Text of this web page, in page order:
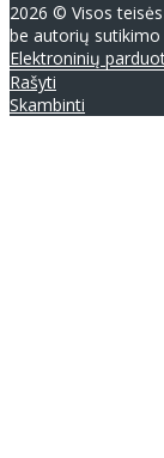
2026 © Visos
be autorių sutikimo
Elektroninių
Rašyti
Skambinti